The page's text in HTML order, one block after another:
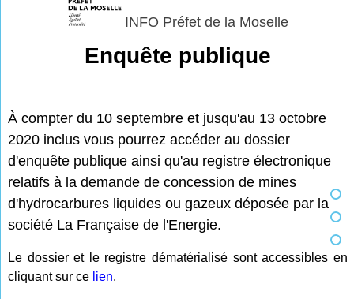
INFO Préfet de la Moselle
Enquête publique
À compter du 10 septembre et jusqu'au 13 octobre
2020 inclus vous pourrez accéder au dossier
d'enquête publique ainsi qu'au registre électronique
relatifs à la demande de concession de mines
d'hydrocarbures liquides ou gazeux déposée par la
société La Française de l'Energie.
Le dossier et le registre dématérialisé sont accessibles en
cliquant sur ce lien.